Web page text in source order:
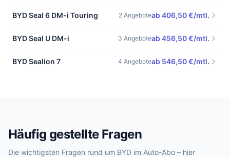
BYD Seal 6 DM-i Touring 2 Angeboteab 406,50 €/mtl.
BYD Seal U DM-i 3 Angeboteab 456,50 €/mtl.
BYD Sealion 7 4 Angeboteab 546,50 €/mtl.
Häufig gestellte Fragen
Die wichtigsten Fragen rund um BYD im Auto-Abo – hier